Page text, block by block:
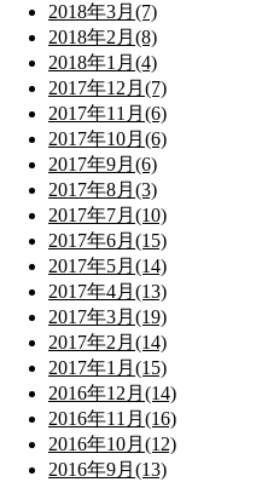
2018年3月(7)
2018年2月(8)
2018年1月(4)
2017年12月(7)
2017年11月(6)
2017年10月(6)
2017年9月(6)
2017年8月(3)
2017年7月(10)
2017年6月(15)
2017年5月(14)
2017年4月(13)
2017年3月(19)
2017年2月(14)
2017年1月(15)
2016年12月(14)
2016年11月(16)
2016年10月(12)
2016年9月(13)